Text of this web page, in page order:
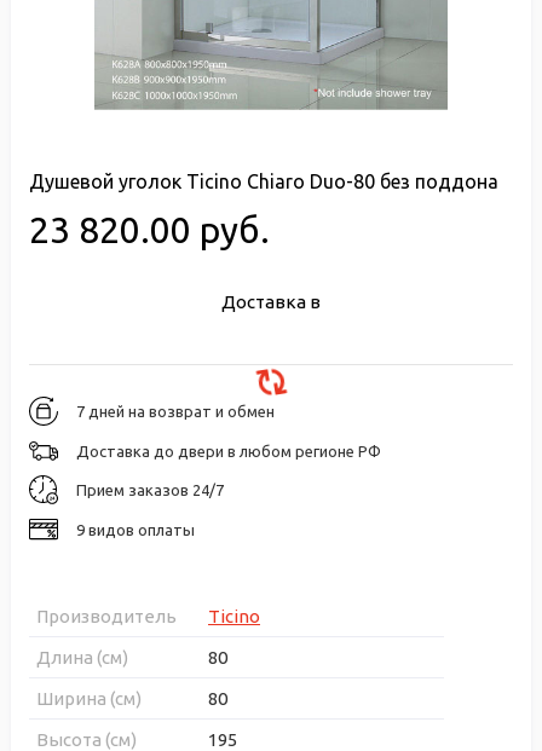
Душевой уголок Ticino Chiaro Duo-80 без поддона
23 820.00 руб.
Доставка в
7 дней на возврат и обмен
Доставка до двери в любом регионе РФ
Прием заказов 24/7
9 видов оплаты
Производитель
Ticino
Длина (см)
80
Ширина (см)
80
Высота (см)
195